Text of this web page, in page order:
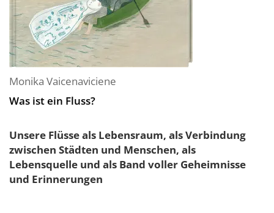
Monika Vaicenaviciene
Was ist ein Fluss?
Unsere Flüsse als Lebensraum, als Verbindung
zwischen Städten und Menschen, als
Lebensquelle und als Band voller Geheimnisse
und Erinnerungen